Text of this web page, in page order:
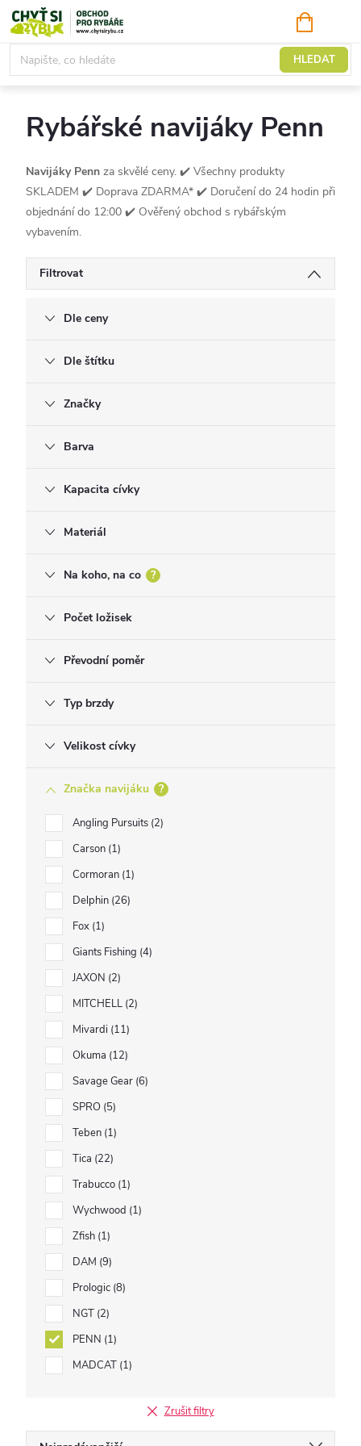
Přejít
na
obsah
HLEDAT
KOŠÍK
Navijáky
Rybářské navijáky Penn
Navijáky Penn za skvělé ceny. ✔️ Všechny produkty
SKLADEM ✔️ Doprava ZDARMA* ✔️ Doručení do 24 hodin při
objednání do 12:00 ✔️ Ověřený obchod s rybářským
vybavením.
Filtrovat
Dle ceny
Dle štítku
Značky
Barva
Kapacita cívky
Materiál
Na koho, na co ?
Počet ložisek
Převodní poměr
Typ brzdy
Velikost cívky
Značka navijáku ?
Angling Pursuits 2
Carson 1
Cormoran 1
Delphin 26
Fox 1
Giants Fishing 4
JAXON 2
MITCHELL 2
Mivardi 11
Okuma 12
Savage Gear 6
SPRO 5
Teben 1
Tica 22
Trabucco 1
Wychwood 1
Zfish 1
DAM 9
Prologic 8
NGT 2
PENN 1
MADCAT 1
Zrušit filtry